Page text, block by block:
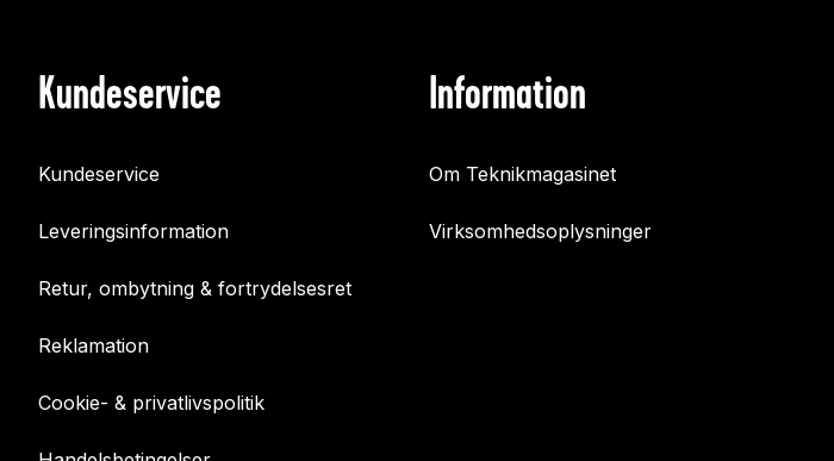
Kundeservice
Kundeservice
Leveringsinformation
Retur, ombytning & fortrydelsesret
Reklamation
Cookie- & privatlivspolitik
Information
Om Teknikmagasinet
Virksomhedsoplysninger